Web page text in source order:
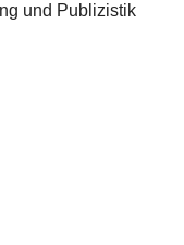
und Publizistik